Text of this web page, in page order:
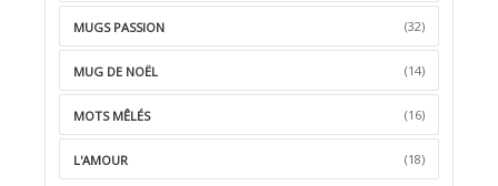
MUGS PASSION (32)
MUG DE NOËL (14)
MOTS MÊLÉS (16)
L'AMOUR (18)